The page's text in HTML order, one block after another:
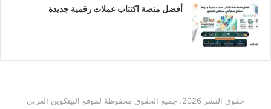
أفضل منصة اكتتاب عملات رقمية جديدة
حقوق النشر 2026، جميع الحقوق محفوظة لموقع البيتكوين العربي